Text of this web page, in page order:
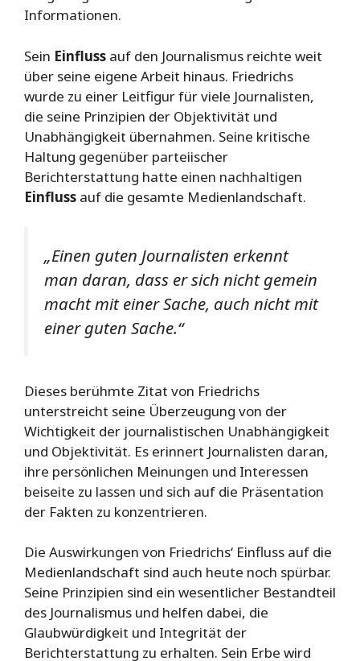
Informationen.
Sein Einfluss auf den Journalismus reichte weit
über seine eigene Arbeit hinaus. Friedrichs
wurde zu einer Leitfigur für viele Journalisten,
die seine Prinzipien der Objektivität und
Unabhängigkeit übernahmen. Seine kritische
Haltung gegenüber parteiischer
Berichterstattung hatte einen nachhaltigen
Einfluss auf die gesamte Medienlandschaft.
„Einen guten Journalisten erkennt
man daran, dass er sich nicht gemein
macht mit einer Sache, auch nicht mit
einer guten Sache.“
Dieses berühmte Zitat von Friedrichs
unterstreicht seine Überzeugung von der
Wichtigkeit der journalistischen Unabhängigkeit
und Objektivität. Es erinnert Journalisten daran,
ihre persönlichen Meinungen und Interessen
beiseite zu lassen und sich auf die Präsentation
der Fakten zu konzentrieren.
Die Auswirkungen von Friedrichs‘ Einfluss auf die
Medienlandschaft sind auch heute noch spürbar.
Seine Prinzipien sind ein wesentlicher Bestandteil
des Journalismus und helfen dabei, die
Glaubwürdigkeit und Integrität der
Berichterstattung zu erhalten. Sein Erbe wird